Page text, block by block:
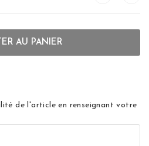
AU PANIER
de l'article en renseignant votre